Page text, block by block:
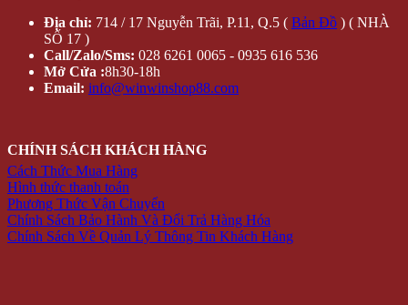
Địa chỉ: 714 / 17 Nguyễn Trãi, P.11, Q.5 ( Bản Đồ ) ( NHÀ
SỐ 17 )
Call/Zalo/Sms: 028 6261 0065 - 0935 616 536
Mở Cửa :8h30-18h
Email: info@winwinshop88.com
CHÍNH SÁCH KHÁCH HÀNG
Cách Thức Mua Hàng
Hình thức thanh toán
Phương Thức Vận Chuyển
Chính Sách Bảo Hành Và Đổi Trả Hàng Hóa
Chính Sách Về Quản Lý Thông Tin Khách Hàng